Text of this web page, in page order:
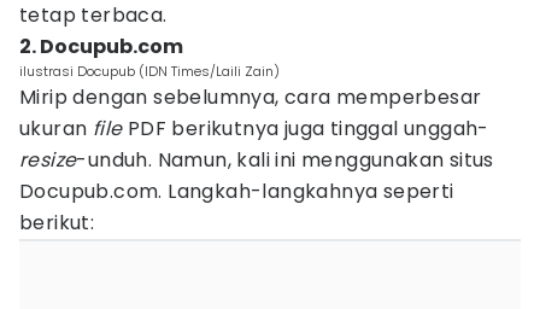
tetap terbaca.
2. Docupub.com
ilustrasi Docupub (IDN Times/Laili Zain)
Mirip dengan sebelumnya, cara memperbesar
ukuran filePDF berikutnya juga tinggal unggah-
resize-unduh. Namun, kali ini menggunakan situs
Docupub.com. Langkah-langkahnya seperti
berikut: